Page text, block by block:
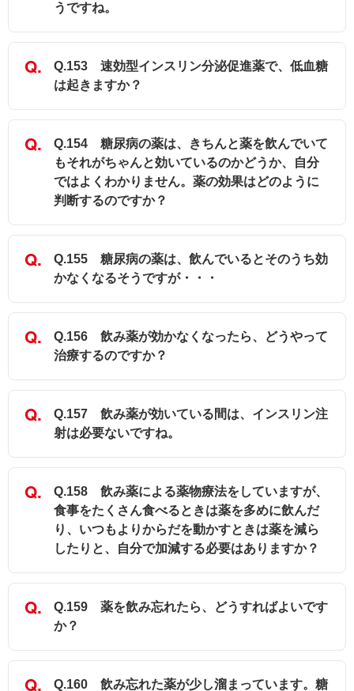
うですね。
Q.153 速効型インスリン分泌促進薬で、低血糖
は起きますか？
Q.154 糖尿病の薬は、きちんと薬を飲んでいて
もそれがちゃんと効いているのかどうか、自分
ではよくわかりません。薬の効果はどのように
判断するのですか？
Q.155 糖尿病の薬は、飲んでいるとそのうち効
かなくなるそうですが・・・
Q.156 飲み薬が効かなくなったら、どうやって
治療するのですか？
Q.157 飲み薬が効いている間は、インスリン注
射は必要ないですね。
Q.158 飲み薬による薬物療法をしていますが、
食事をたくさん食べるときは薬を多めに飲んだ
り、いつもよりからだを動かすときは薬を減ら
したりと、自分で加減する必要はありますか？
Q.159 薬を飲み忘れたら、どうすればよいです
か？
Q.160 飲み忘れた薬が少し溜まっています。糖